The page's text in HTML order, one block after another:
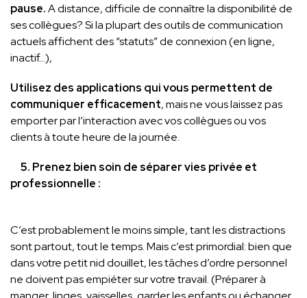
pause.A distance, difficile de connaître la disponibilité de
ses collègues? Si la plupart des outils de communication
actuels affichent des “statuts” de connexion (en ligne,
inactif…),
Utilisez des applications qui vous permettent de
communiquer efficacement, mais ne vous laissez pas
emporter par l’interaction avec vos collègues ou vos
clients à toute heure de la journée.
5. Prenez bien soin de séparer vies privée et
professionnelle :
C’est probablement le moins simple, tant les distractions
sont partout, tout le temps. Mais c’est primordial: bien que
dans votre petit nid douillet, les tâches d’ordre personnel
ne doivent pas empiéter sur votre travail. (Préparer à